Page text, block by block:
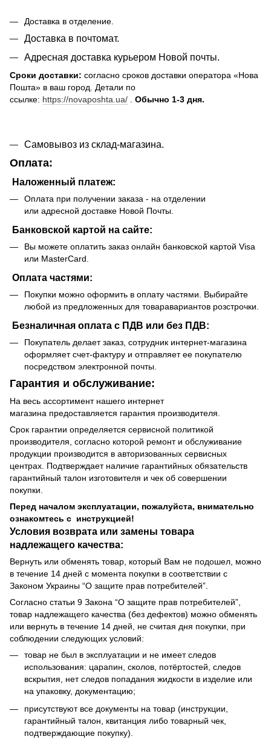
Доставка в отделение.
Доставка в почтомат.
Адресная доставка курьером Новой почты.
Сроки доставки: согласно сроков доставки оператора «Нова
Пошта» в ваш город. Детали по
ссылке: https://novaposhta.ua/ Обычно 1-3 дня.
Самовывоз из склад-магазина.
Оплата:
Наложенный платеж:
Оплата при получении заказа - на отделении
или адресной доставке Новой Почты.
Банковской картой на сайте:
Вы можете оплатить заказ онлайн банковской картой Visa
или MasterCard.
Оплата частями:
Покупки можно оформить в оплату частями. Выбирайте
любой из предложенных для товаравариантов розстрочки.
Безналичная оплата с ПДВ или без ПДВ:
Покупатель делает заказ, сотрудник интернет-магазина
оформляет счет-фактуру и отправляет ее покупателю
посредством электронной почты.
Гарантия и обслуживание:
На весь ассортимент нашего интернет
магазина предоставляется гарантия производителя.
Срок гарантии определяется сервисной политикой
производителя, согласно которой ремонт и обслуживание
продукции производится в авторизованных сервисных
центрах. Подтверждает наличие гарантийных обязательств
гарантийный талон изготовителя и чек об совершении
покупки.
Перед началом эксплуатации, пожалуйста, внимательно
ознакомтесь с инструкцией!
Условия возврата или замены товара
надлежащего качества:
Вернуть или обменять товар, который Вам не подошел, можно
в течение 14 дней с момента покупки в соответствии с
Законом Украины “О защите прав потребителей”.
Согласно статьи 9 Закона “О защите прав потребителей”,
товар надлежащего качества (без дефектов) можно обменять
или вернуть в течение 14 дней, не считая дня покупки, при
соблюдении следующих условий:
товар не был в эксплуатации и не имеет следов
использования: царапин, сколов, потёртостей, следов
вскрытия, нет следов попадания жидкости в изделие или
на упаковку, документацию;
присутствуют все документы на товар (инструкции,
гарантийный талон, квитанция либо товарный чек,
подтверждающие покупку).